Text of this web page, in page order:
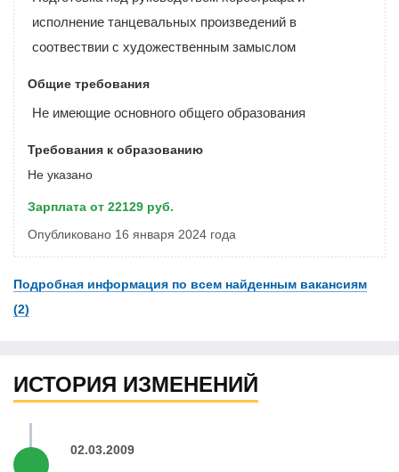
исполнение танцевальных произведений в
соотвествии с художественным замыслом
Общие требования
Не имеющие основного общего образования
Требования к образованию
Не указано
Зарплата от 22129 руб.
Опубликовано 16 января 2024 года
Подробная информация по всем найденным вакансиям
(2)
ИСТОРИЯ ИЗМЕНЕНИЙ
02.03.2009